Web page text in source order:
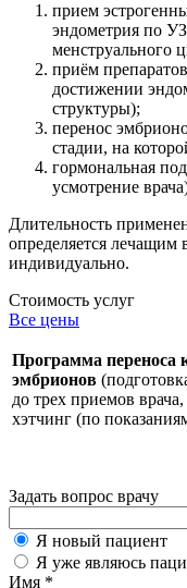
прием
эндометрия по
менструального
приём
достижении
структуры);
перенос
стадии, на
гормональная
усмотрение
Длительность
определяется лечащим
индивидуально.
Стоимость услуг
Все цены
Программа переноса
эмбрионов
до трех приемов
хэтчинг (по
Задать вопрос врачу
Я новый пациент
Я уже являюсь
Имя *